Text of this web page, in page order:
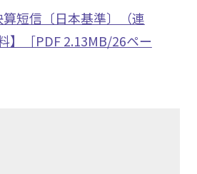
短信〔日本基準〕（連
】［PDF 2.13MB/26ペー